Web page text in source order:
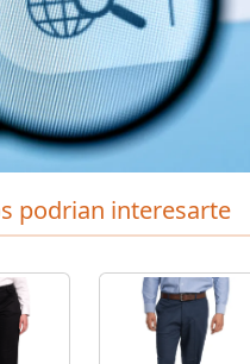
podrian interesarte